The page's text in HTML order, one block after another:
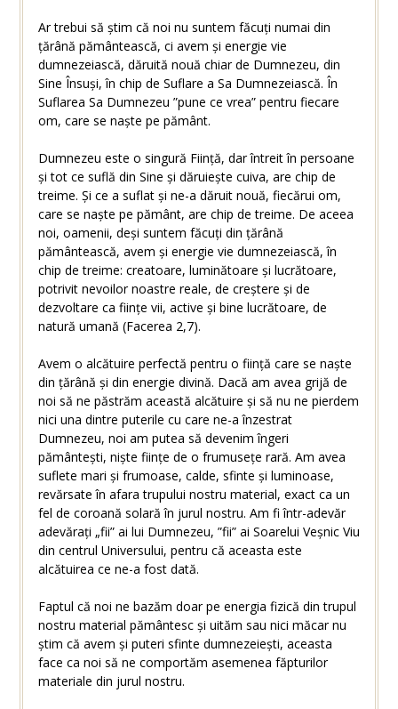
Ar trebui să știm că noi nu suntem făcuți numai din
țărână pământească, ci avem și energie vie
dumnezeiască, dăruită nouă chiar de Dumnezeu, din
Sine Însuși, în chip de Suflare a Sa Dumnezeiască. În
Suflarea Sa Dumnezeu ”pune ce vrea” pentru fiecare
om, care se naște pe pământ.
Dumnezeu este o singură Ființă, dar întreit în persoane
și tot ce suflă din Sine și dăruiește cuiva, are chip de
treime. Și ce a suflat și ne-a dăruit nouă, fiecărui om,
care se naște pe pământ, are chip de treime. De aceea
noi, oamenii, deși suntem făcuți din țărână
pământească, avem și energie vie dumnezeiască, în
chip de treime: creatoare, luminătoare și lucrătoare,
potrivit nevoilor noastre reale, de creștere și de
dezvoltare ca ființe vii, active și bine lucrătoare, de
natură umană (Facerea 2,7).
Avem o alcătuire perfectă pentru o ființă care se naște
din țărână și din energie divină. Dacă am avea grijă de
noi să ne păstrăm această alcătuire și să nu ne pierdem
nici una dintre puterile cu care ne-a înzestrat
Dumnezeu, noi am putea să devenim îngeri
pământești, niște ființe de o frumusețe rară. Am avea
suflete mari și frumoase, calde, sfinte și luminoase,
revărsate în afara trupului nostru material, exact ca un
fel de coroană solară în jurul nostru. Am fi într-adevăr
adevărați „fii” ai lui Dumnezeu, ”fii” ai Soarelui Veșnic Viu
din centrul Universului, pentru că aceasta este
alcătuirea ce ne-a fost dată.
Faptul că noi ne bazăm doar pe energia fizică din trupul
nostru material pământesc și uităm sau nici măcar nu
știm că avem și puteri sfinte dumnezeiești, aceasta
face ca noi să ne comportăm asemenea făpturilor
materiale din jurul nostru.